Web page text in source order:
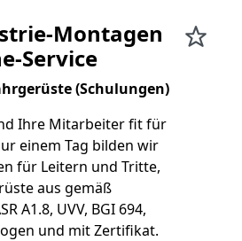
Montagen
Service
(Schulungen)
Ihre Mitarbeiter fit für
einem Tag bilden wir
für Leitern und Tritte,
aus gemäß
A1.8, UVV, BGI 694,
und mit Zertifikat.